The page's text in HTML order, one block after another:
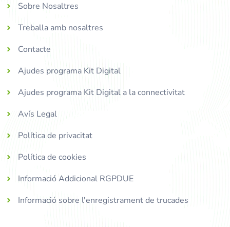
Sobre Nosaltres
Treballa amb nosaltres
Contacte
Ajudes programa Kit Digital
Ajudes programa Kit Digital a la connectivitat
Avís Legal
Política de privacitat
Política de cookies
Informació Addicional RGPDUE
Informació sobre l'enregistrament de trucades